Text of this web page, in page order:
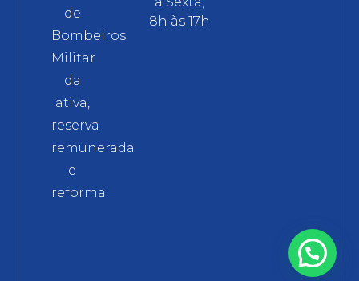
de
Bombeiros
Militar
da
ativa,
reserva
remunerada
e
reforma.
8h às 17h